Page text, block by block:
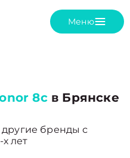
Меню
8cв Брянске
другие бренды с
лет